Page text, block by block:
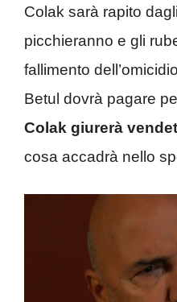
Colak sarà rapito
picchieranno e gli
fallimento
Betul dovrà pagare
Colak giurerà
cosa accadrà nello